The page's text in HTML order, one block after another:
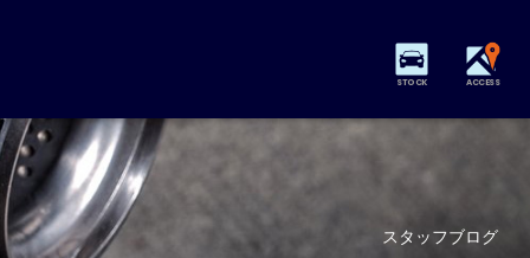
STOCK ACCESS
スタッフブログ